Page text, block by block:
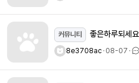
커뮤니티 좋은하루되세요
8e3708acㆍ08-07ㆍ